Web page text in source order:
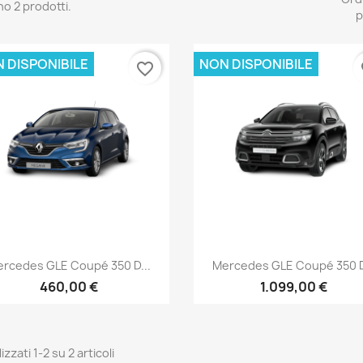
2 prodotti.
Anteprima
GLE Coupé 350 D...
460,00 €
DISPONIBILE favorite_border
Anteprima
Mercedes GLE Coupé 350
1.099,00 €
NON DISPONIBILE
1-2 su 2 articoli